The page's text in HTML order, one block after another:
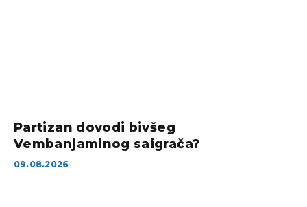
Partizan dovodi bivšeg
Vembanjaminog saigrača?
09.08.2026